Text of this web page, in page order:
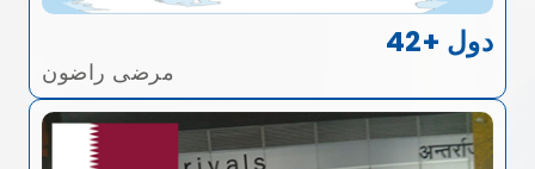
42+ دول
مرضى راضون